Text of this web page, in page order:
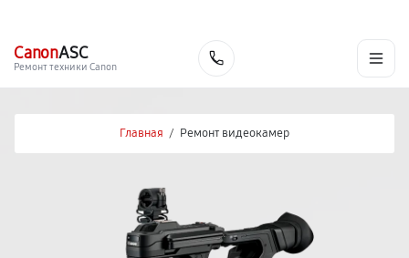
CanonASC
Ремонт техники Canon
Главная / Ремонт видеокамер